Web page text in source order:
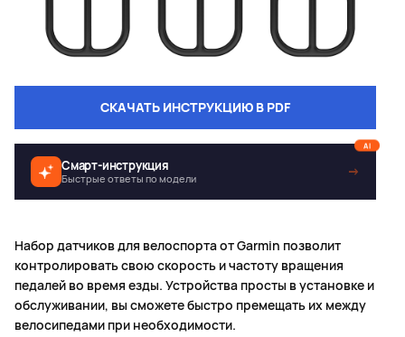
СКАЧАТЬ ИНСТРУКЦИЮ В PDF
Смарт-инструкция
Быстрые ответы по модели →
AI
Набор датчиков для велоспорта от Garmin позволит
контролировать свою скорость и частоту вращения
педалей во время езды. Устройства просты в установке и
обслуживании, вы сможете быстро премещать их между
велосипедами при необходимости.